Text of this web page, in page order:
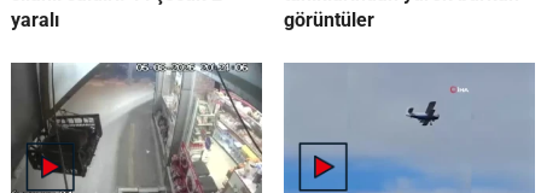
yaralı
görüntüler